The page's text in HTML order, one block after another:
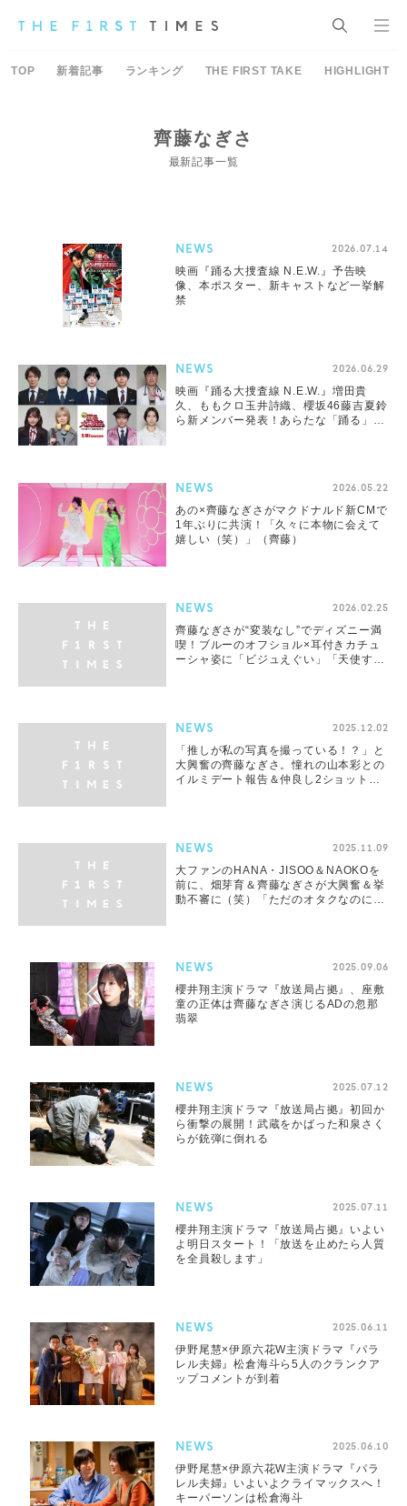
TOP 新着記事 ランキング THE FIRST TAKE HIGHLIGHT
齊藤なぎさ
最新記事一覧
NEWS 2026.07.14
映画『踊る大捜査線 N.E.W.』予告映
像、本ポスター、新キャストなど一挙解
禁
NEWS 2026.06.29
映画『踊る大捜査線 N.E.W.』増田貴
久、ももクロ玉井詩織、櫻坂46藤吉夏鈴
ら新メンバー発表！あらたな「踊る」の
NEWS 2026.05.22
あの×齊藤なぎさがマクドナルド新CMで
1年ぶりに共演！「久々に本物に会えて
嬉しい（笑）」（齊藤）
NEWS 2026.02.25
齊藤なぎさが“変装なし”でディズニー満
喫！ブルーのオフショル×耳付きカチュ
ーシャ姿に「ビジュえぐい」「天使すぎ
NEWS 2025.12.02
「推しが私の写真を撮っている！？」と
大興奮の齊藤なぎさ。憧れの山本彩との
イルミデート報告＆仲良し2ショットも
NEWS 2025.11.09
大ファンのHANA・JISOO＆NAOKOを
前に、畑芽育＆齊藤なぎさが大興奮＆挙
動不審に（笑）「ただのオタクなのにあ
NEWS 2025.09.06
櫻井翔主演ドラマ『放送局占拠』、座敷
童の正体は齊藤なぎさ演じるADの忽那
翡翠
NEWS 2025.07.12
櫻井翔主演ドラマ『放送局占拠』初回か
ら衝撃の展開！武蔵をかばった和泉さく
らが銃弾に倒れる
NEWS 2025.07.11
櫻井翔主演ドラマ『放送局占拠』いよい
よ明日スタート！「放送を止めたら人質
を全員殺します」
NEWS 2025.06.11
伊野尾慧×伊原六花W主演ドラマ『パラ
レル夫婦』松倉海斗ら5人のクランクア
ップコメントが到着
NEWS 2025.06.10
伊野尾慧×伊原六花W主演ドラマ『パラ
レル夫婦』いよいよクライマックスへ！
キーパーソンは松倉海斗